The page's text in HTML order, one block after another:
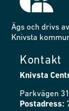
Ägs och drivs av
Knivsta
Kontakt
Knivsta
Parkvägen
Postadress: